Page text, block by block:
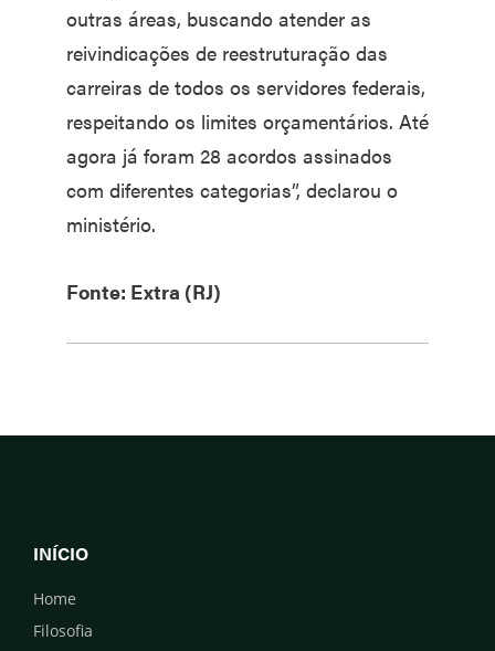
outras áreas, buscando atender as
reivindicações de reestruturação das
carreiras de todos os servidores federais,
respeitando os limites orçamentários. Até
agora já foram 28 acordos assinados
com diferentes categorias”, declarou o
ministério.
Fonte: Extra (RJ)
INÍCIO
Home
Filosofia